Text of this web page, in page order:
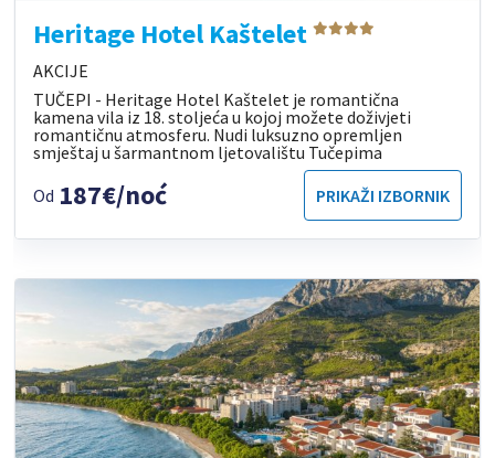
Heritage Hotel Kaštelet
AKCIJE
TUČEPI - Heritage Hotel Kaštelet je romantična
kamena vila iz 18. stoljeća u kojoj možete doživjeti
romantičnu atmosferu. Nudi luksuzno opremljen
smještaj u šarmantnom ljetovalištu Tučepima
Od 187€/noć PRIKAŽI IZBORNIK